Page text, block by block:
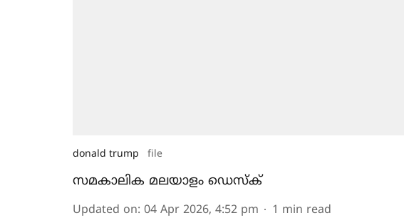
donald trump file
സമകാലിക മലയാളം ഡെസ്ക്
Updated on: 04 Apr 2026, 4:52 pm 1 min read